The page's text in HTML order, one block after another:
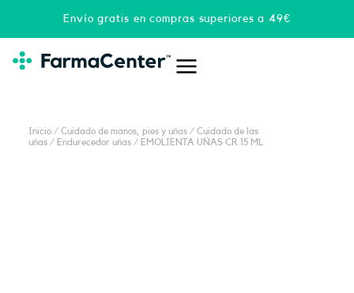
Envío gratis en compras superiores a 49€
Inicio / Cuidado de manos, pies y uñas / Cuidado de las
uñas / Endurecedor uñas / EMOLIENTA UÑAS CR 15 ML